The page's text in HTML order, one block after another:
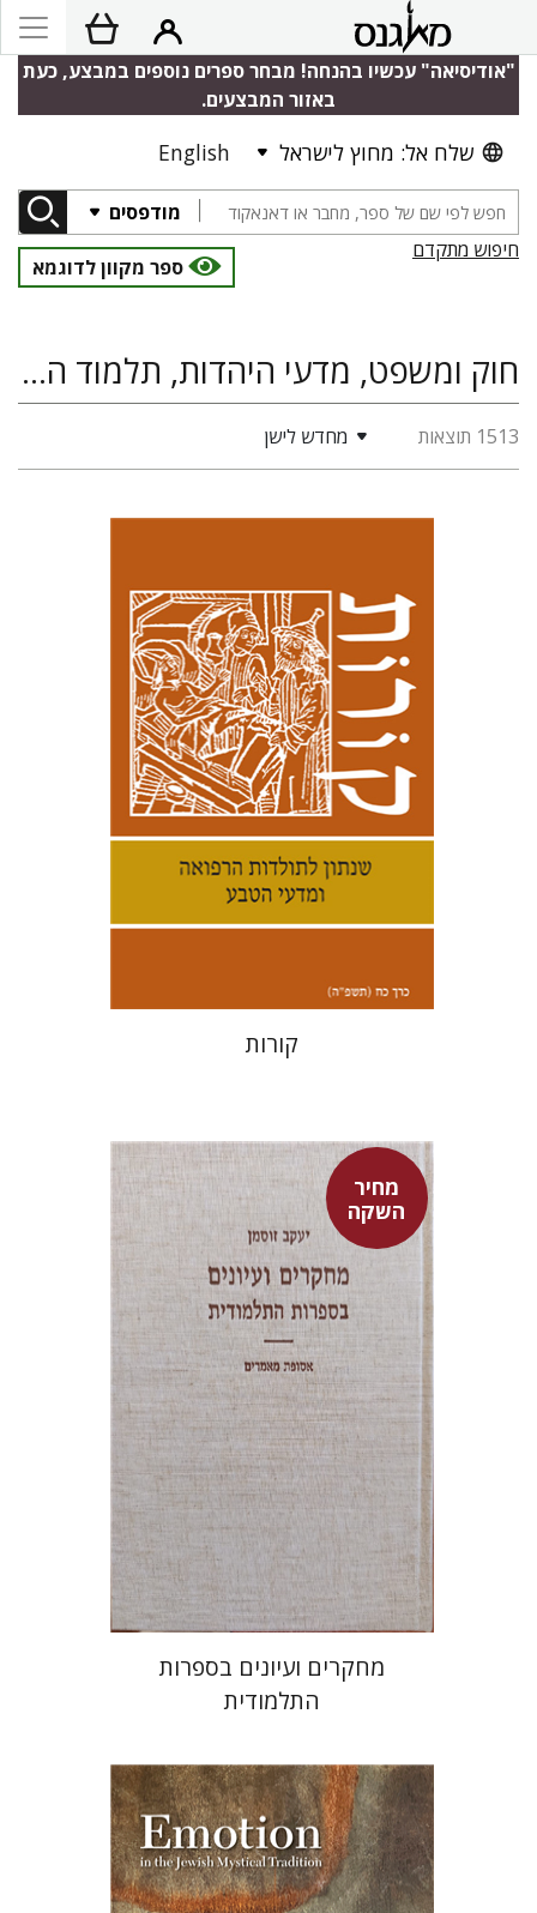
"אודיסיאה" עכשיו בהנחה! מבחר ספרים נוספים במבצע, כעת
באזור המבצעים.
שלח אל: מחוץ לישראל English
מודפסים
חיפוש מתקדם
ספר מקוון לדוגמא
חוק ומשפט, מדעי היהדות, תלמוד הלכה ומדרש, היסטוריה יהודית
1513 תוצאות מחדש לישן
קנת קולינס
הנחת אתר ספר מודפס
$42
$38
קורות
מחיר
השקה
יעקב זוסמן
מחיר השקה
$78
$55
מחקרים ועיונים בספרות
התלמודית
רות קרא-איוונוב קניאל
ג'ואל
הקר
לורנס פיין